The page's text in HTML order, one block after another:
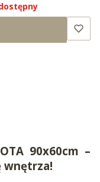
90x60cm –
wnętrza!